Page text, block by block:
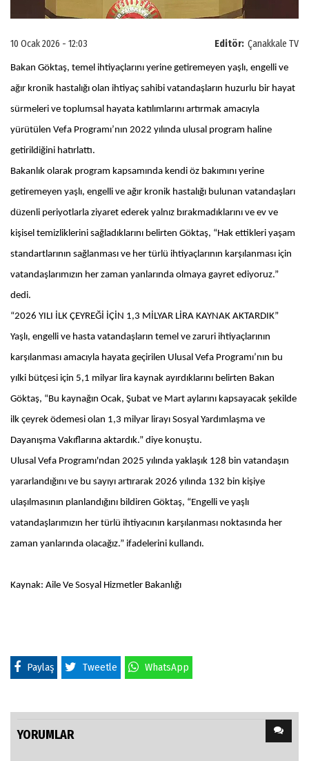
Editör: Çanakkale TV
10 Ocak 2026 - 12:03
Bakan Göktaş, temel ihtiyaçlarını yerine getiremeyen yaşlı, engelli ve
ağır kronik hastalığı olan ihtiyaç sahibi vatandaşların huzurlu bir hayat
sürmeleri ve toplumsal hayata katılımlarını artırmak amacıyla
yürütülen Vefa Programı’nın 2022 yılında ulusal program haline
getirildiğini hatırlattı.
Bakanlık olarak program kapsamında kendi öz bakımını yerine
getiremeyen yaşlı, engelli ve ağır kronik hastalığı bulunan vatandaşları
düzenli periyotlarla ziyaret ederek yalnız bırakmadıklarını ve ev ve
kişisel temizliklerini sağladıklarını belirten Göktaş, “Hak ettikleri yaşam
standartlarının sağlanması ve her türlü ihtiyaçlarının karşılanması için
vatandaşlarımızın her zaman yanlarında olmaya gayret ediyoruz.”
dedi.
“2026 YILI İLK ÇEYREĞİ İÇİN 1,3 MİLYAR LİRA KAYNAK AKTARDIK”
Yaşlı, engelli ve hasta vatandaşların temel ve zaruri ihtiyaçlarının
karşılanması amacıyla hayata geçirilen Ulusal Vefa Programı’nın bu
yılki bütçesi için 5,1 milyar lira kaynak ayırdıklarını belirten Bakan
Göktaş, “Bu kaynağın Ocak, Şubat ve Mart aylarını kapsayacak şekilde
ilk çeyrek ödemesi olan 1,3 milyar lirayı Sosyal Yardımlaşma ve
Dayanışma Vakıflarına aktardık.” diye konuştu.
Ulusal Vefa Programı'ndan 2025 yılında yaklaşık 128 bin vatandaşın
yararlandığını ve bu sayıyı artırarak 2026 yılında 132 bin kişiye
ulaşılmasının planlandığını bildiren Göktaş, “Engelli ve yaşlı
vatandaşlarımızın her türlü ihtiyacının karşılanması noktasında her
zaman yanlarında olacağız.” ifadelerini kullandı.
Kaynak: Aile Ve Sosyal Hizmetler Bakanlığı
Paylaş Tweetle WhatsApp
YORUMLAR